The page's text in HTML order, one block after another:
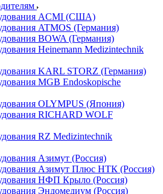
ACMI (США)
ATMOS (Германия)
BOWA (Германия)
Heinemann Medizintechnik
KARL STORZ (Германия)
MGB Endoskopische
OLYMPUS (Япония)
RICHARD WOLF
RZ Medizintechnik
Азимут (Россия)
Азимут Плюс НТК (Россия)
НФП Крыло (Россия)
Эндомедиум (Россия)